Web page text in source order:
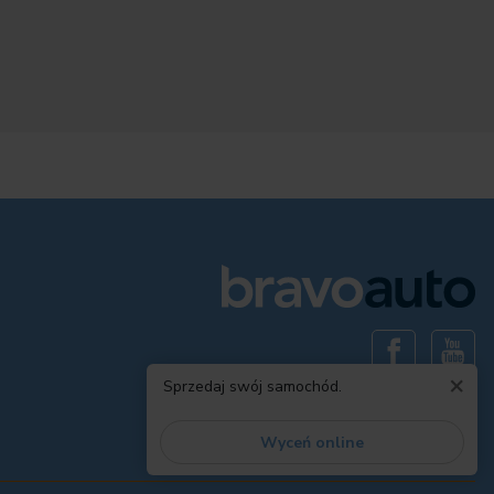
×
Sprzedaj swój samochód.
Wyceń online